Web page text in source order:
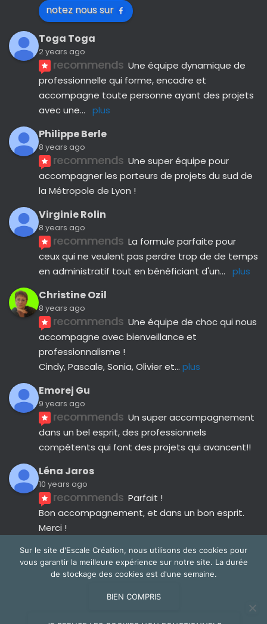
notez nous sur
Toga Toga
2 years ago
recommends Une équipe dynamique de
professionnelle qui forme, encadre et
accompagne toute personne ayant des projets
avec une... plus
Philippe Berle
8 years ago
recommends Une super équipe pour
accompagner les porteurs de projets du sud de
la Métropole de Lyon !
Virginie Rolin
8 years ago
recommends La formule parfaite pour
ceux qui ne veulent pas perdre trop de de temps
en administratif tout en bénéficiant d'un... plus
Christine Ozil
8 years ago
recommends Une équipe de choc qui nous
accompagne avec bienveillance et
professionnalisme !
Cindy, Pascale, Sonia, Olivier et... plus
Emorej Gu
9 years ago
recommends Un super accompagnement
dans un bel esprit, des professionnels
compétents qui font des projets qui avancent!!
Léna Jaros
10 years ago
recommends Parfait !
Bon accompagnement, et dans un bon esprit.
Merci !
Avis suivants
Sur le site d'Escale Création, nous utilisons des cookies pour
vous garantir la meilleure expérience sur notre site. La durée
de stockage des cookies est d'une semaine.
BIEN COMPRIS